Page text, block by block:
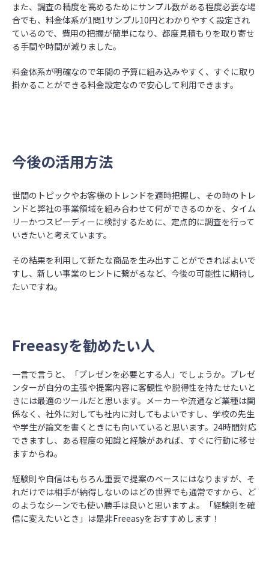
また、調査の精度を高めるためにサンプル数がある程度必要な場
合でも、料金体系が1問1サンプル10円とわかりやすく設定され
ているので、費用の把握が簡単になり、都度見積もりを取り寄せ
る手間や時間が減りました。
料金体系が明確なので年間の予算に組み込みやすく、すぐに取り
掛かることができる料金設定なので安心して利用できます。
今後の活用方法
世間のトピックやお客様のトレンドを適時把握し、その時のトレ
ンドと弊社の事業領域を組み合わせて何ができるのかを、タイム
リーかつスピーディーに検討するために、定点的に調査を行って
いきたいと考えています。
その結果を利用して新たな商品を生み出すことができればよいで
すし、新しい事業のヒントに繋がるなど、今後の可能性に期待し
たいですね。
Freeasyを勧めたい人
一言で言うと、「プレゼンを必要とする人」でしょうか。プレゼ
ンターが自分の主張や提案内容に客観性や説得性を持たせたいと
きには最適のツールだと思います。メーカーや流通など業種は関
係なく、社外に対しても社内に対してもよいですし、学校の先生
や学生が論文を書くときにも向いていると思います。24時間対応
できますし、ある程度の知識と経験があれば、すぐに行動に移せ
ますからね。
経験則や自信はもちろん重要で提案のベースにはなりますが、そ
れだけでは相手が納得しないのはどの世界でも通常ですから、ど
のようなシーンでも使い勝手は良いと思いますよ。「経験則を確
信に変えたいとき」は是非Freeasyをおすすめします！